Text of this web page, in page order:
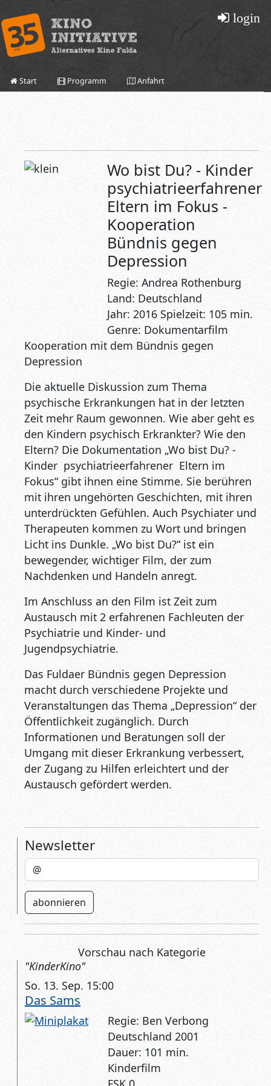
login
Start Programm Anfahrt
Wo bist Du? - Kinder
psychiatrieerfahrener
Eltern im Fokus -
Kooperation
Bündnis gegen
Depression
Regie: Andrea Rothenburg
Land: Deutschland
Jahr: 2016 Spielzeit: 105 min.
Genre: Dokumentarfilm
Kooperation mit dem Bündnis gegen
Depression
Die aktuelle Diskussion zum Thema
psychische Erkrankungen hat in der letzten
Zeit mehr Raum gewonnen. Wie aber geht es
den Kindern psychisch Erkrankter? Wie den
Eltern? Die Dokumentation „Wo bist Du? -
Kinder psychiatrieerfahrener Eltern im
Fokus“ gibt ihnen eine Stimme. Sie berühren
mit ihren ungehörten Geschichten, mit ihren
unterdrückten Gefühlen. Auch Psychiater und
Therapeuten kommen zu Wort und bringen
Licht ins Dunkle. „Wo bist Du?“ ist ein
bewegender, wichtiger Film, der zum
Nachdenken und Handeln anregt.
Im Anschluss an den Film ist Zeit zum
Austausch mit 2 erfahrenen Fachleuten der
Psychiatrie und Kinder- und
Jugendpsychiatrie.
Das Fuldaer Bündnis gegen Depression
macht durch verschiedene Projekte und
Veranstaltungen das Thema „Depression“ der
Öffentlichkeit zugänglich. Durch
Informationen und Beratungen soll der
Umgang mit dieser Erkrankung verbessert,
der Zugang zu Hilfen erleichtert und der
Austausch gefördert werden.
Newsletter
Mail
abonnieren
Vorschau nach Kategorie
"KinderKino"
So. 13. Sep. 15:00
Das Sams
Regie: Ben Verbong
Deutschland 2001
Dauer: 101 min.
Kinderfilm